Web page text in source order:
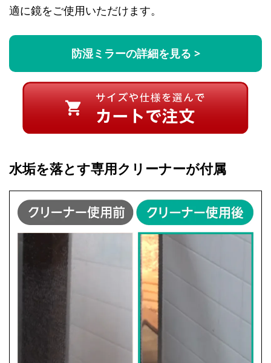
適に鏡をご使用いただけます。
防湿ミラーの詳細を見る >
水垢を落とす専用クリーナーが付属